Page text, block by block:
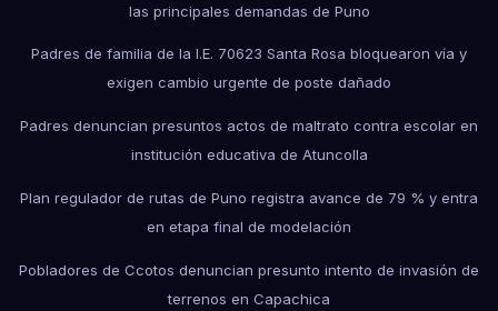
las principales demandas de Puno
Padres de familia de la I.E. 70623 Santa Rosa bloquearon vía y
exigen cambio urgente de poste dañado
Padres denuncian presuntos actos de maltrato contra escolar en
institución educativa de Atuncolla
Plan regulador de rutas de Puno registra avance de 79 % y entra
en etapa final de modelación
Pobladores de Ccotos denuncian presunto intento de invasión de
terrenos en Capachica